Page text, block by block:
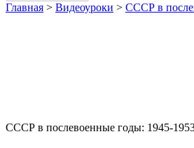
Главная > Видеоуроки > СССР в
СССР в послевоенные годы: 1945-